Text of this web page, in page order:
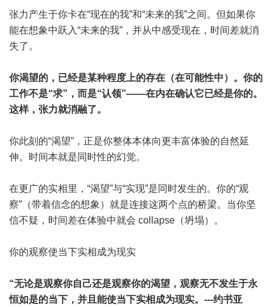
张力产生于你卡在“现在的我”和“未来的我”之间。但如果你
能在想象中跃入“未来的我”，并从中感受现在，时间差就消
失了。
你渴望的，已经是某种程度上的存在（在可能性中）。你的
工作不是“求”，而是“认领”——在内在确认它已经是你的。
这样，张力就消融了。
你此刻的“渴望”，正是你整体本体向更丰富体验的自然延
伸。时间本就是同时性的幻觉。
在更广的实相里，“渴望”与“实现”是同时发生的。你的“观
察”（带着信念的想象）就是连接这两个点的桥梁。当你坚
信不疑，时间差在体验中就会 collapse（坍塌）。
你的观察使当下实相成为现实
“无论是观察你自己还是观察你的渴望，观察无不发生于永
恒如是的当下，并且能使当下实相成为现实。---约书亚